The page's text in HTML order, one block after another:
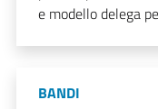
e modello delega
BANDI